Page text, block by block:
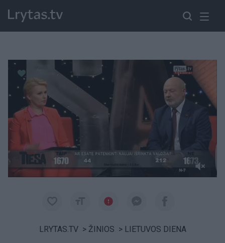
Paremkite Ukrainą
LRYTAS.TV > ŽINIOS > LIETUVOS DIENA